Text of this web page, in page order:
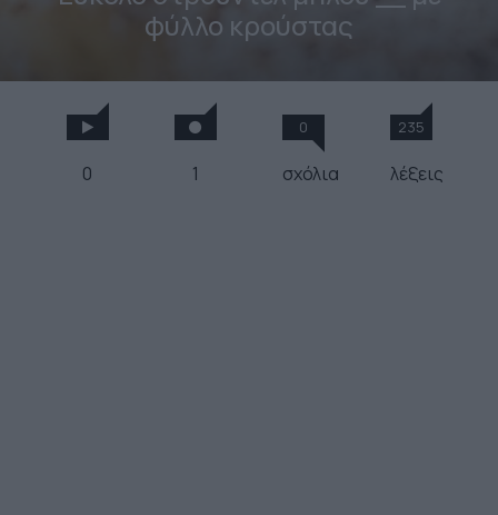
φύλλο κρούστας
0 1
0
σχόλια
235
λέξεις